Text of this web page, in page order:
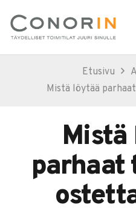
Etusivu
Mistä löytää